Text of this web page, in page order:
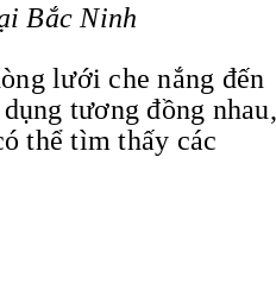
Bắc Ninh
lưới che nắng đến
tương đồng nhau,
thể tìm thấy các